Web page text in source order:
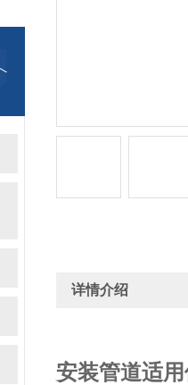
详情介绍
安装管道适